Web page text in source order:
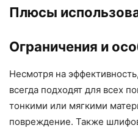
Плюсы
Ограничения и
Несмотря на
всегда подходят для всех
тонкими или мягкими
повреждение. Также